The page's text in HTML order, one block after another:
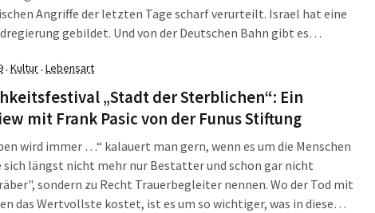
Angriffe der letzten Tage scharf verurteilt. Israel hat eine
gebildet. Und von der Deutschen Bahn gibt es
in Leipzig und der neue DB-Winterfahrplan bringt
aber […]
· Kultur· Lebensart
„Stadt der Sterblichen“: Ein
mit Frank Pasic von der Funus Stiftung
wird immer …“ kalauert man gern, wenn es um die Menschen
sich längst nicht mehr nur Bestatter und schon gar nicht
sondern zu Recht Trauerbegleiter nennen. Wo der Tod mit
das Wertvollste kostet, ist es um so wichtiger, was in diesem